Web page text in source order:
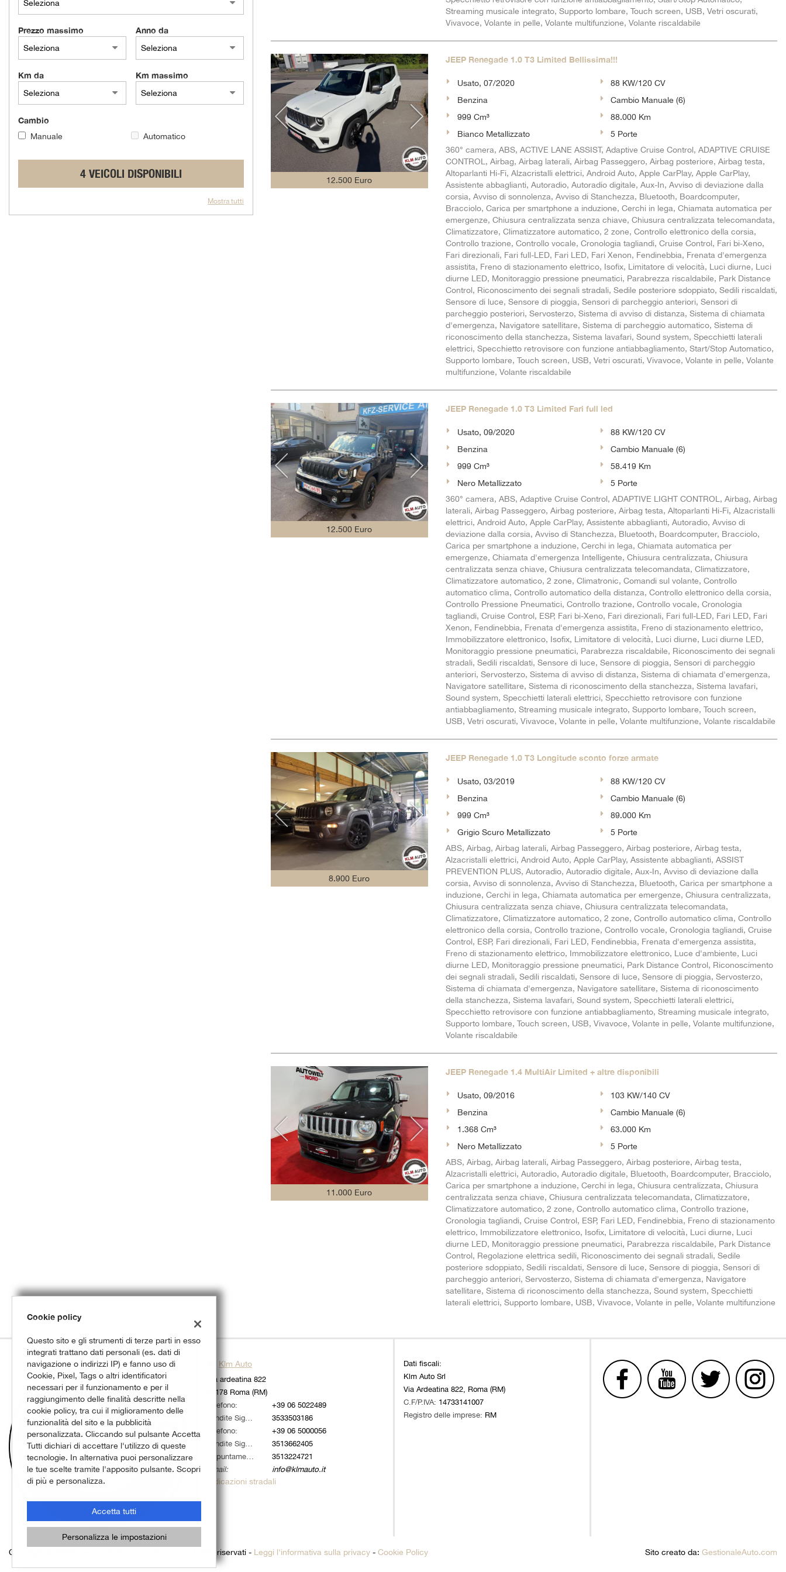
Prezzo massimo Anno da
Km da Km massimo
Cambio
Manuale Automatico
4 VEICOLI DISPONIBILI
Mostra tutti
Streaming musicale integrato, Supporto lombare, Touch screen, USB, Vetri oscurati,
Vivavoce, Volante in pelle, Volante multifunzione, Volante riscaldabile
12.500 Euro
JEEP Renegade 1.0 T3 Limited Bellissima!!!
Usato, 07/2020
88 KW/120 CV
Benzina
Cambio Manuale (6)
999 Cm³
88.000 Km
Bianco Metallizzato
5 Porte
360° camera, ABS, ACTIVE LANE ASSIST, Adaptive Cruise Control, ADAPTIVE CRUISE
CONTROL, Airbag, Airbag laterali, Airbag Passeggero, Airbag posteriore, Airbag testa,
Altoparlanti Hi-Fi, Alzacristalli elettrici, Android Auto, Apple CarPlay, Apple CarPlay,
Assistente abbaglianti, Autoradio, Autoradio digitale, Aux-In, Avviso di deviazione dalla
corsia, Avviso di sonnolenza, Avviso di Stanchezza, Bluetooth, Boardcomputer,
Bracciolo, Carica per smartphone a induzione, Cerchi in lega, Chiamata automatica per
emergenze, Chiusura centralizzata senza chiave, Chiusura centralizzata telecomandata,
Climatizzatore, Climatizzatore automatico, 2 zone, Controllo elettronico della corsia,
Controllo trazione, Controllo vocale, Cronologia tagliandi, Cruise Control, Fari bi-Xeno,
Fari direzionali, Fari full-LED, Fari LED, Fari Xenon, Fendinebbia, Frenata d'emergenza
assistita, Freno di stazionamento elettrico, Isofix, Limitatore di velocità, Luci diurne, Luci
diurne LED, Monitoraggio pressione pneumatici, Parabrezza riscaldabile, Park Distance
Control, Riconoscimento dei segnali stradali, Sedile posteriore sdoppiato, Sedili riscaldati,
Sensore di luce, Sensore di pioggia, Sensori di parcheggio anteriori, Sensori di
parcheggio posteriori, Servosterzo, Sistema di avviso di distanza, Sistema di chiamata
d'emergenza, Navigatore satellitare, Sistema di parcheggio automatico, Sistema di
riconoscimento della stanchezza, Sistema lavafari, Sound system, Specchietti laterali
elettrici, Specchietto retrovisore con funzione antiabbagliamento, Start/Stop Automatico,
Supporto lombare, Touch screen, USB, Vetri oscurati, Vivavoce, Volante in pelle, Volante
multifunzione, Volante riscaldabile
12.500 Euro
JEEP Renegade 1.0 T3 Limited Fari full led
Usato, 09/2020
88 KW/120 CV
Benzina
Cambio Manuale (6)
999 Cm³
58.419 Km
Nero Metallizzato
5 Porte
360° camera, ABS, Adaptive Cruise Control, ADAPTIVE LIGHT CONTROL, Airbag, Airbag
laterali, Airbag Passeggero, Airbag posteriore, Airbag testa, Altoparlanti Hi-Fi, Alzacristalli
elettrici, Android Auto, Apple CarPlay, Assistente abbaglianti, Autoradio, Avviso di
deviazione dalla corsia, Avviso di Stanchezza, Bluetooth, Boardcomputer, Bracciolo,
Carica per smartphone a induzione, Cerchi in lega, Chiamata automatica per
emergenze, Chiamata d'emergenza Intelligente, Chiusura centralizzata, Chiusura
centralizzata senza chiave, Chiusura centralizzata telecomandata, Climatizzatore,
Climatizzatore automatico, 2 zone, Climatronic, Comandi sul volante, Controllo
automatico clima, Controllo automatico della distanza, Controllo elettronico della corsia,
Controllo Pressione Pneumatici, Controllo trazione, Controllo vocale, Cronologia
tagliandi, Cruise Control, ESP, Fari bi-Xeno, Fari direzionali, Fari full-LED, Fari LED, Fari
Xenon, Fendinebbia, Frenata d'emergenza assistita, Freno di stazionamento elettrico,
Immobilizzatore elettronico, Isofix, Limitatore di velocità, Luci diurne, Luci diurne LED,
Monitoraggio pressione pneumatici, Parabrezza riscaldabile, Riconoscimento dei segnali
stradali, Sedili riscaldati, Sensore di luce, Sensore di pioggia, Sensori di parcheggio
anteriori, Servosterzo, Sistema di avviso di distanza, Sistema di chiamata d'emergenza,
Navigatore satellitare, Sistema di riconoscimento della stanchezza, Sistema lavafari,
Sound system, Specchietti laterali elettrici, Specchietto retrovisore con funzione
antiabbagliamento, Streaming musicale integrato, Supporto lombare, Touch screen,
USB, Vetri oscurati, Vivavoce, Volante in pelle, Volante multifunzione, Volante riscaldabile
8.900 Euro
JEEP Renegade 1.0 T3 Longitude sconto forze armate
Usato, 03/2019
88 KW/120 CV
Benzina
Cambio Manuale (6)
999 Cm³
89.000 Km
Grigio Scuro Metallizzato
5 Porte
ABS, Airbag, Airbag laterali, Airbag Passeggero, Airbag posteriore, Airbag testa,
Alzacristalli elettrici, Android Auto, Apple CarPlay, Assistente abbaglianti, ASSIST
PREVENTION PLUS, Autoradio, Autoradio digitale, Aux-In, Avviso di deviazione dalla
corsia, Avviso di sonnolenza, Avviso di Stanchezza, Bluetooth, Carica per smartphone a
induzione, Cerchi in lega, Chiamata automatica per emergenze, Chiusura centralizzata,
Chiusura centralizzata senza chiave, Chiusura centralizzata telecomandata,
Climatizzatore, Climatizzatore automatico, 2 zone, Controllo automatico clima, Controllo
elettronico della corsia, Controllo trazione, Controllo vocale, Cronologia tagliandi, Cruise
Control, ESP, Fari direzionali, Fari LED, Fendinebbia, Frenata d'emergenza assistita,
Freno di stazionamento elettrico, Immobilizzatore elettronico, Luce d'ambiente, Luci
diurne LED, Monitoraggio pressione pneumatici, Park Distance Control, Riconoscimento
dei segnali stradali, Sedili riscaldati, Sensore di luce, Sensore di pioggia, Servosterzo,
Sistema di chiamata d'emergenza, Navigatore satellitare, Sistema di riconoscimento
della stanchezza, Sistema lavafari, Sound system, Specchietti laterali elettrici,
Specchietto retrovisore con funzione antiabbagliamento, Streaming musicale integrato,
Supporto lombare, Touch screen, USB, Vivavoce, Volante in pelle, Volante multifunzione,
Volante riscaldabile
11.000 Euro
JEEP Renegade 1.4 MultiAir Limited + altre disponibili
Usato, 09/2016
103 KW/140 CV
Benzina
Cambio Manuale (6)
1.368 Cm³
63.000 Km
Nero Metallizzato
5 Porte
ABS, Airbag, Airbag laterali, Airbag Passeggero, Airbag posteriore, Airbag testa,
Alzacristalli elettrici, Autoradio, Autoradio digitale, Bluetooth, Boardcomputer, Bracciolo,
Carica per smartphone a induzione, Cerchi in lega, Chiusura centralizzata, Chiusura
centralizzata senza chiave, Chiusura centralizzata telecomandata, Climatizzatore,
Climatizzatore automatico, 2 zone, Controllo automatico clima, Controllo trazione,
Cronologia tagliandi, Cruise Control, ESP, Fari LED, Fendinebbia, Freno di stazionamento
elettrico, Immobilizzatore elettronico, Isofix, Limitatore di velocità, Luci diurne, Luci
diurne LED, Monitoraggio pressione pneumatici, Parabrezza riscaldabile, Park Distance
Control, Regolazione elettrica sedili, Riconoscimento dei segnali stradali, Sedile
posteriore sdoppiato, Sedili riscaldati, Sensore di luce, Sensore di pioggia, Sensori di
parcheggio anteriori, Servosterzo, Sistema di chiamata d'emergenza, Navigatore
satellitare, Sistema di riconoscimento della stanchezza, Sound system, Specchietti
laterali elettrici, Supporto lombare, USB, Vivavoce, Volante in pelle, Volante multifunzione
Klm Auto
Via ardeatina 822
00178 Roma (RM)
Telefono:
+39 06 5022489
3533503186
Telefono:
+39 06 5000056
3513662405
3513224721
Email:
info@klmauto.it
Indicazioni stradali
Dati fiscali:
Klm Auto Srl
Via Ardeatina 822, Roma (RM)
C.F/P.IVA: 14733141007
Registro delle imprese: RM
Copyright © 2026 GestionaleAuto.com S.r.l., Tutti i diritti riservati - Leggi l'informativa sulla privacy - Cookie Policy Sito creato da: GestionaleAuto.com
Cookie policy
Questo sito e gli strumenti di terze parti in esso
integrati trattano dati personali (es. dati di
navigazione o indirizzi IP) e fanno uso di
Cookie, Pixel, Tags o altri identificatori
necessari per il funzionamento e per il
raggiungimento delle finalità descritte nella
cookie policy, tra cui il miglioramento delle
funzionalità del sito e la pubblicità
personalizzata. Cliccando sul pulsante Accetta
Tutti dichiari di accettare l'utilizzo di queste
tecnologie. In alternativa puoi personalizzare
le tue scelte tramite l'apposito pulsante. Scopri
di più e personalizza.
Accetta tutti
Personalizza le impostazioni
di
tracciamento
si
alla
cookie
policy.
Puoi
e
scelte
Leggi
la